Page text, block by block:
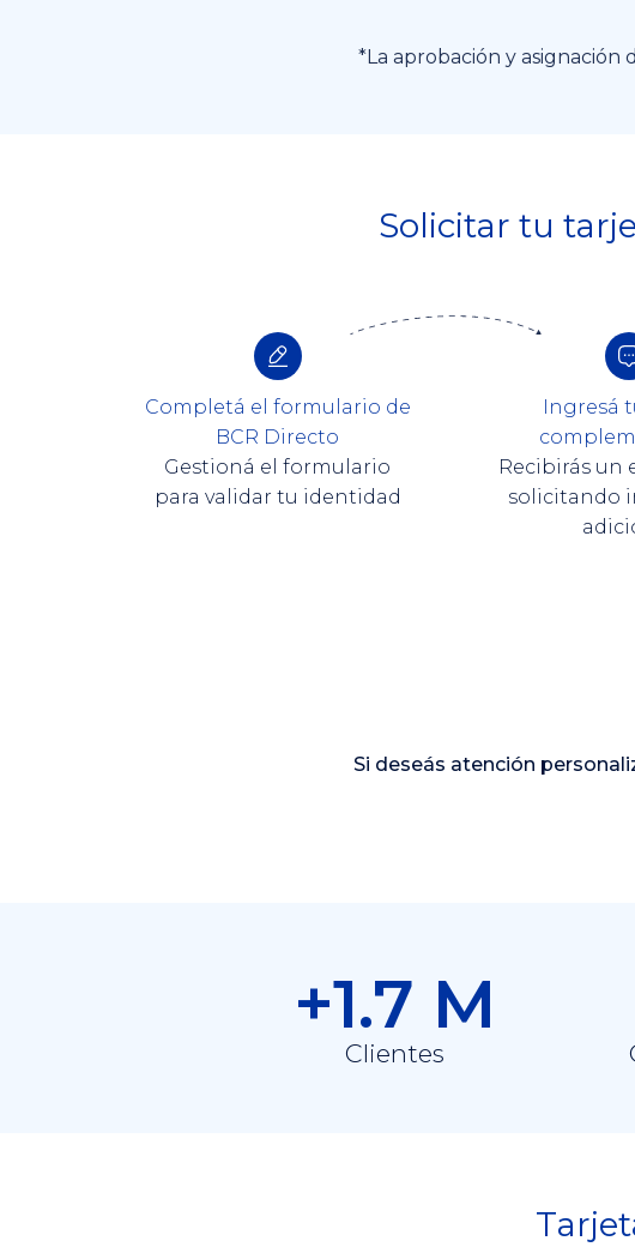
*La aprobación y asignación
Solicitar tu
Completá el formulario de
BCR Directo
Gestioná el formulario
para validar tu identidad
Ingresá
Recibirás un
solicitando
Si deseás atención
+1.7 M
Clientes